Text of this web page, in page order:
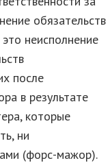
обязательств
неисполнение
после
в результате
которые
ни
(форс-мажор).